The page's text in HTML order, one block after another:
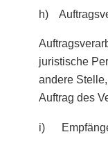
h)
juristische
andere
Auftrag des
i)